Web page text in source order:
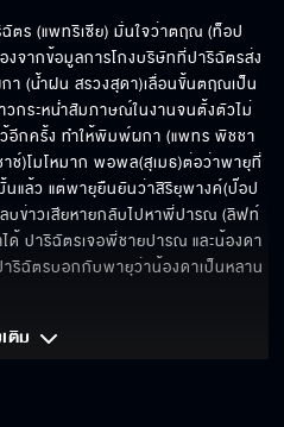
พักข้าง ๆ ผม
าทาง มันบอกว่าคุณต้องการผม
มอมแมมมากเลย
ตร (แพทริเซีย) มั่นใจว่าตฤณ (ท็อป
งจากข้อมูลการโกงบริษัทที่ปาริฉัตรส่ง
า (น้ำฝน สรวงสุดา)เลื่อนขั้นตฤณเป็น
กระหน่ำสัมภาษณ์ในงานจนตั้งตัวไม่
อีกครั้ง ทำให้พิมพ์ผกา (แพทร พิชชา
ช์)โมโหมาก พอพล(สุเมธ)ต่อว่าพายุที่
แล้ว แต่พายุยืนยันว่าสิริยุพางค์(ป๊อป
ข่าวเสียหายกลับไปหาพี่ปารณ (ลิฟท์
ปาริฉัตรเจอพี่ชายปารณ และน้องดา
ริฉัตรบอกกับพายุว่าน้องดาเป็นหลาน
ติม